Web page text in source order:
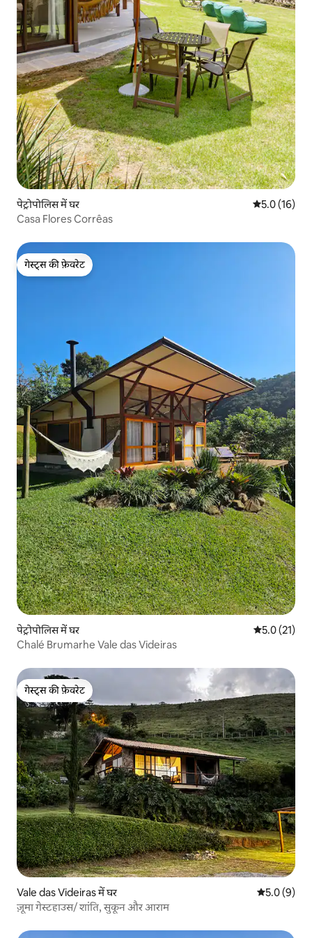
पेट्रोपोलिस में घर औसत रेटिंग 5
5.0 (16)
Casa Flores Corrêas
गेस्ट्स की फ़ेवरेट
गेस्ट्स की फ़ेवरेट
पेट्रोपोलिस में घर औसत रेटिंग 5
5.0 (21)
Chalé Brumarhe Vale das Videiras
गेस्ट्स की फ़ेवरेट
गेस्ट्स की फ़ेवरेट
Vale das Videiras में घर औसत रेटिंग 5
5.0 (9)
ज़ूमा गेस्टहाउस/ शांति, सुकून और आराम